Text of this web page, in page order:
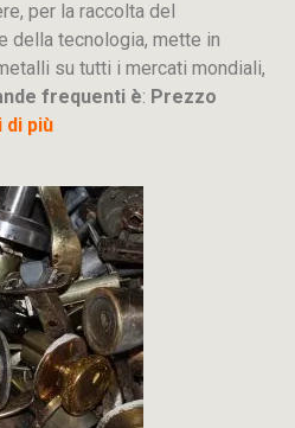
per la raccolta del
della tecnologia, mette in
su tutti i mercati mondiali,
frequenti è: Prezzo
di più